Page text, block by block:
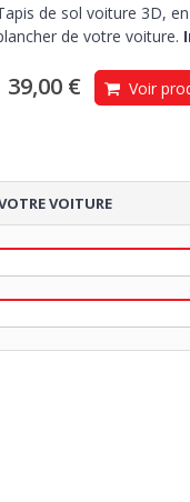
de sol voiture 3D,
de votre voiture.
39,00 € Voir
VOITURE